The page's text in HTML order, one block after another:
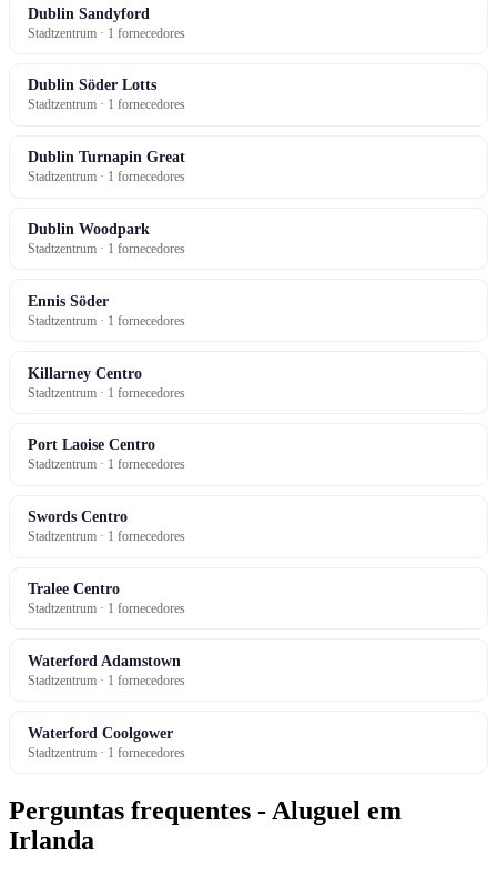
Dublin Sandyford
Stadtzentrum · 1 fornecedores
Dublin Söder Lotts
Stadtzentrum · 1 fornecedores
Dublin Turnapin Great
Stadtzentrum · 1 fornecedores
Dublin Woodpark
Stadtzentrum · 1 fornecedores
Ennis Söder
Stadtzentrum · 1 fornecedores
Killarney Centro
Stadtzentrum · 1 fornecedores
Port Laoise Centro
Stadtzentrum · 1 fornecedores
Swords Centro
Stadtzentrum · 1 fornecedores
Tralee Centro
Stadtzentrum · 1 fornecedores
Waterford Adamstown
Stadtzentrum · 1 fornecedores
Waterford Coolgower
Stadtzentrum · 1 fornecedores
Perguntas frequentes - Aluguel em
Irlanda